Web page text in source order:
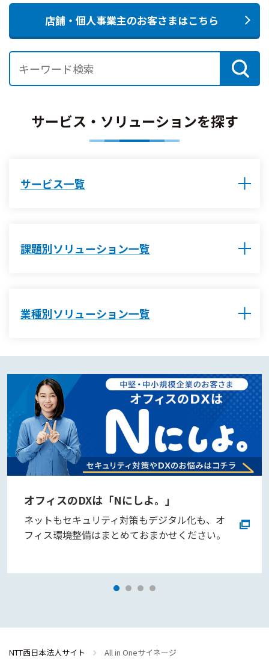
店舗・個人事業主のお客さまはこちら
サービス・ソリューションを探す
サービス一覧
課題別ソリューション一覧
業種別ソリューション一覧
オフィスのDXは「Nにしよ。」
ネットもセキュリティ対策もデジタル化も、オ
フィス環境整備はまとめておまかせください。
NTT西日本法人サイト All in Oneサイネージ